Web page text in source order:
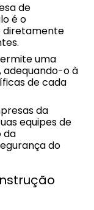
de
é o
diretamente
uma
adequando-o à
de cada
da
equipes de
da
do